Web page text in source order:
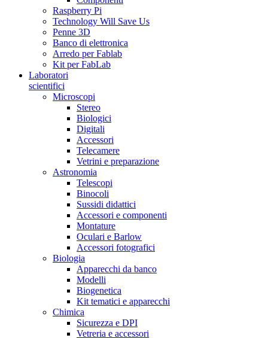
Raspberry Pi
Technology Will Save Us
Penne 3D
Banco di elettronica
Arredo per Fablab
Kit per FabLab
Laboratori
scientifici
Microscopi
Stereo
Biologici
Digitali
Accessori
Telecamere
Vetrini e preparazione
Astronomia
Telescopi
Binocoli
Sussidi didattici
Accessori e componenti
Montature
Oculari e Barlow
Accessori fotografici
Biologia
Apparecchi da banco
Modelli
Biogenetica
Kit tematici e apparecchi
Chimica
Sicurezza e DPI
Vetreria e accessori